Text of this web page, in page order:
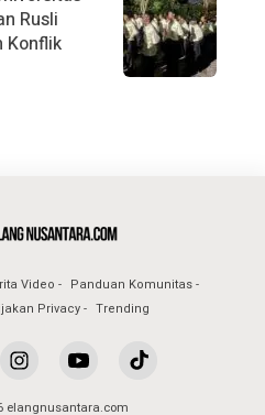
Rusli
Konflik
Video
Panduan Komunitas
Privacy
Trending
elangnusantara.com